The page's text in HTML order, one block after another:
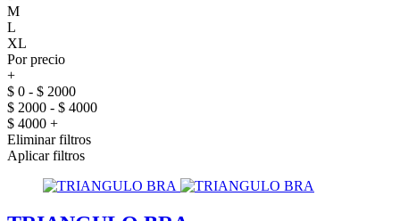
M
L
XL
Por precio
+
$ 0 - $ 2000
$ 2000 - $ 4000
$ 4000 +
Eliminar filtros
Aplicar filtros